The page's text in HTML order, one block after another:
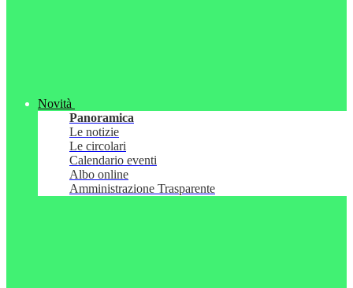
Novità
Panoramica
Le notizie
Le circolari
Calendario eventi
Albo online
Amministrazione Trasparente